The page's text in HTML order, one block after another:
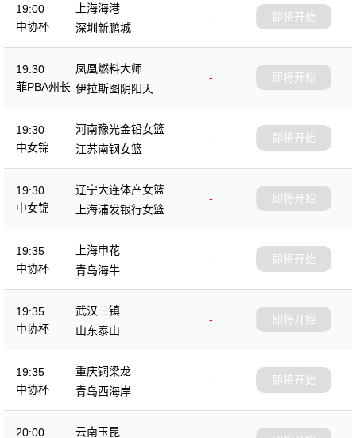
19:00
中协杯
上海海港
-
深圳新鹏城
即将开始
19:30
菲PBA州长
凤凰燃料大师
-
伊拉斯图阴阳天
即将开始
19:30
中女锦
河南豫光金铅女篮
-
江苏南钢女篮
即将开始
19:30
中女锦
辽宁大连体产女篮
-
上海浦发银行女篮
即将开始
19:35
中协杯
上海申花
-
青岛海牛
即将开始
19:35
中协杯
武汉三镇
-
山东泰山
即将开始
19:35
中协杯
重庆铜梁龙
-
青岛西海岸
即将开始
20:00
云南玉昆